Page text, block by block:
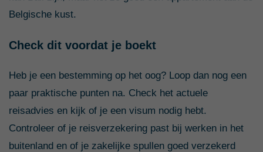
Belgische kust.
Check dit voordat je boekt
Heb je een bestemming op het oog? Loop dan nog een
paar praktische punten na. Check het actuele
reisadvies en kijk of je een visum nodig hebt.
Controleer of je reisverzekering past bij werken in het
buitenland en of je zakelijke spullen goed verzekerd